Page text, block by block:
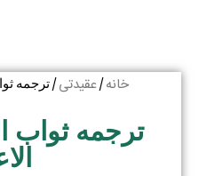
خانه/ عقیدتی/ ترجمه
ترجمه ثواب